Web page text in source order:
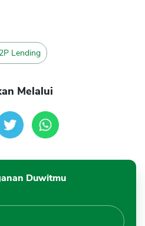
Lending
Melalui
Duwitmu